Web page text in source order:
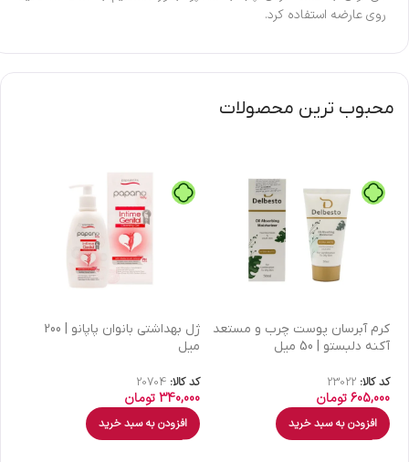
روی عارضه استفاده کرد.
محبوب ترین محصولات
كرم آبرسان پوست چرب و مستعد
آکنه دلبستو | 50 میل
کد کالا: 23022
605,000تومان
افزودن به سبد خرید
ژل بهداشتی بانوان پاپانو | 200
میل
کد کالا: 20704
340,000تومان
افزودن به سبد خرید